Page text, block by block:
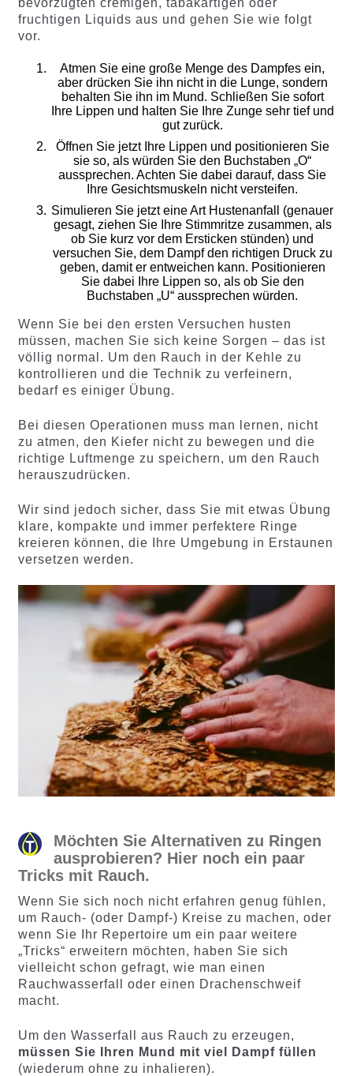
fruchtigen Liquids aus und gehen Sie wie folgt
vor.
Atmen Sie eine große Menge des Dampfes ein,
aber drücken Sie ihn nicht in die Lunge, sondern
behalten Sie ihn im Mund. Schließen Sie sofort
Ihre Lippen und halten Sie Ihre Zunge sehr tief und
gut zurück.
Öffnen Sie jetzt Ihre Lippen und positionieren Sie
sie so, als würden Sie den Buchstaben „O“
aussprechen. Achten Sie dabei darauf, dass Sie
Ihre Gesichtsmuskeln nicht versteifen.
Simulieren Sie jetzt eine Art Hustenanfall (genauer
gesagt, ziehen Sie Ihre Stimmritze zusammen, als
ob Sie kurz vor dem Ersticken stünden) und
versuchen Sie, dem Dampf den richtigen Druck zu
geben, damit er entweichen kann. Positionieren
Sie dabei Ihre Lippen so, als ob Sie den
Buchstaben „U“ aussprechen würden.
Wenn Sie bei den ersten Versuchen husten
müssen, machen Sie sich keine Sorgen – das ist
völlig normal. Um den Rauch in der Kehle zu
kontrollieren und die Technik zu verfeinern,
bedarf es einiger Übung.
Bei diesen Operationen muss man lernen, nicht
zu atmen, den Kiefer nicht zu bewegen und die
richtige Luftmenge zu speichern, um den Rauch
herauszudrücken.
Wir sind jedoch sicher, dass Sie mit etwas Übung
klare, kompakte und immer perfektere Ringe
kreieren können, die Ihre Umgebung in Erstaunen
versetzen werden.
Möchten Sie Alternativen zu Ringen
ausprobieren? Hier noch ein paar
Tricks mit Rauch.
Wenn Sie sich noch nicht erfahren genug fühlen,
um Rauch- (oder Dampf-) Kreise zu machen, oder
wenn Sie Ihr Repertoire um ein paar weitere
„Tricks“ erweitern möchten, haben Sie sich
vielleicht schon gefragt, wie man einen
Rauchwasserfall oder einen Drachenschweif
macht.
Um den Wasserfall aus Rauch zu erzeugen,
müssen Sie Ihren Mund mit viel Dampf füllen
(wiederum ohne zu inhalieren).